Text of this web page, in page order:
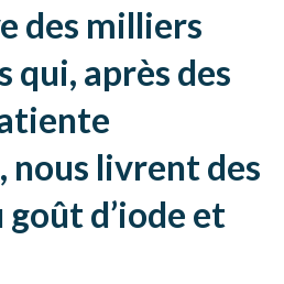
des milliers
qui, après des
nous livrent des
d’iode et